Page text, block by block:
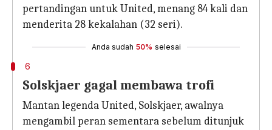
pertandingan untuk United, menang 84 kali dan
menderita 28 kekalahan (32 seri).
Anda sudah 50% selesai
6
Solskjaer gagal membawa trofi
Mantan legenda United, Solskjaer, awalnya
mengambil peran sementara sebelum ditunjuk